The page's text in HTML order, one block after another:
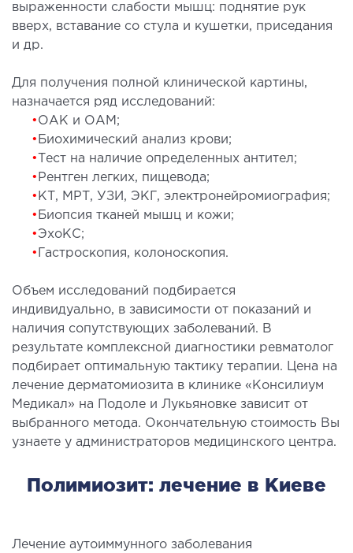
РЕЗОНАНСНАЯ
органов
желез с имплантами и без
нейрохирургии
РЕАБИЛИТОЛОГИЯ
лечения
выраженности слабости мышц: поднятие рук
вверх, вставание со стула и кушетки, приседания
и др.
Для получения полной клинической картины,
назначается ряд исследований:
• ОАК и ОАМ;
• Биохимический анализ крови;
•
Тест на наличие определенных антител;
• Рентген легких, пищевода;
• КТ, МРТ, УЗИ, ЭКГ, электронейромиография;
• Биопсия тканей мышц и кожи;
• ЭхоКС;
•
Гастроскопия, колоноскопия.
Объем исследований подбирается
индивидуально, в зависимости от показаний и
наличия сопутствующих заболеваний. В
результате комплексной диагностики ревматолог
подбирает оптимальную тактику терапии. Цена на
лечение дерматомиозита в клинике «Консилиум
Медикал» на Подоле и Лукьяновке зависит от
выбранного метода. Окончательную стоимость Вы
узнаете у администраторов медицинского центра.
Полимиозит: лечение в Киеве
Лечение аутоиммунного заболевания